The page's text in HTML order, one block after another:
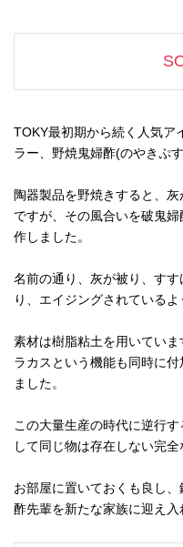
TOKY最初期から続く人気ア
ラー、野焼鬼婦酢(のやきぷす
陶器製品を野焼きすると、
ですが、その風合いを破鬼
作しました。
名前の通り、灰が被り、す
り、エイジングされているよ
素材は樹脂粘土を用いてい
ラカスという機能も同時に
ました。
この大量生産の時代に逆行
して同じ物は存在しない完
お部屋に置いておくも良し
酢先輩を新たな家族に迎え入